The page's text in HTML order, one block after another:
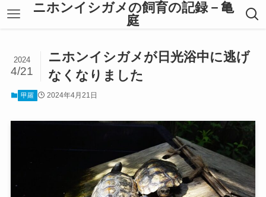
ニホンイシガメの飼育の記録－亀
庭
ニホンイシガメが日光浴中に逃げ
なくなりました
2024
4/21
甲羅 2024年4月21日